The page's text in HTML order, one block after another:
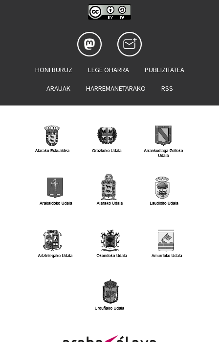
HONI BURUZ LEGE OHARRA PUBLIZITATEA
ARAUAK HARREMANETARAKO RSS